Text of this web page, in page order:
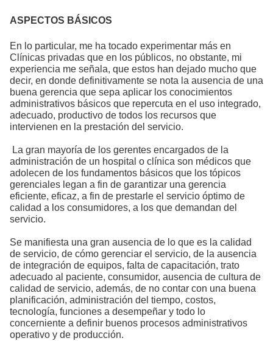
ASPECTOS BÁSICOS
En lo particular, me ha tocado experimentar más en
Clínicas privadas que en los públicos, no obstante, mi
experiencia me señala, que estos han dejado mucho que
decir, en donde definitivamente se nota la ausencia de una
buena gerencia que sepa aplicar los conocimientos
administrativos básicos que repercuta en el uso integrado,
adecuado, productivo de todos los recursos que
intervienen en la prestación del servicio.
La gran mayoría de los gerentes encargados de la
administración de un hospital o clínica son médicos que
adolecen de los fundamentos básicos que los tópicos
gerenciales legan a fin de garantizar una gerencia
eficiente, eficaz, a fin de prestarle el servicio óptimo de
calidad a los consumidores, a los que demandan del
servicio.
Se manifiesta una gran ausencia de lo que es la calidad
de servicio, de cómo gerenciar el servicio, de la ausencia
de integración de equipos, falta de capacitación, trato
adecuado al paciente, consumidor, ausencia de cultura de
calidad de servicio, además, de no contar con una buena
planificación, administración del tiempo, costos,
tecnología, funciones a desempeñar y todo lo
concerniente a definir buenos procesos administrativos
operativo y de producción.